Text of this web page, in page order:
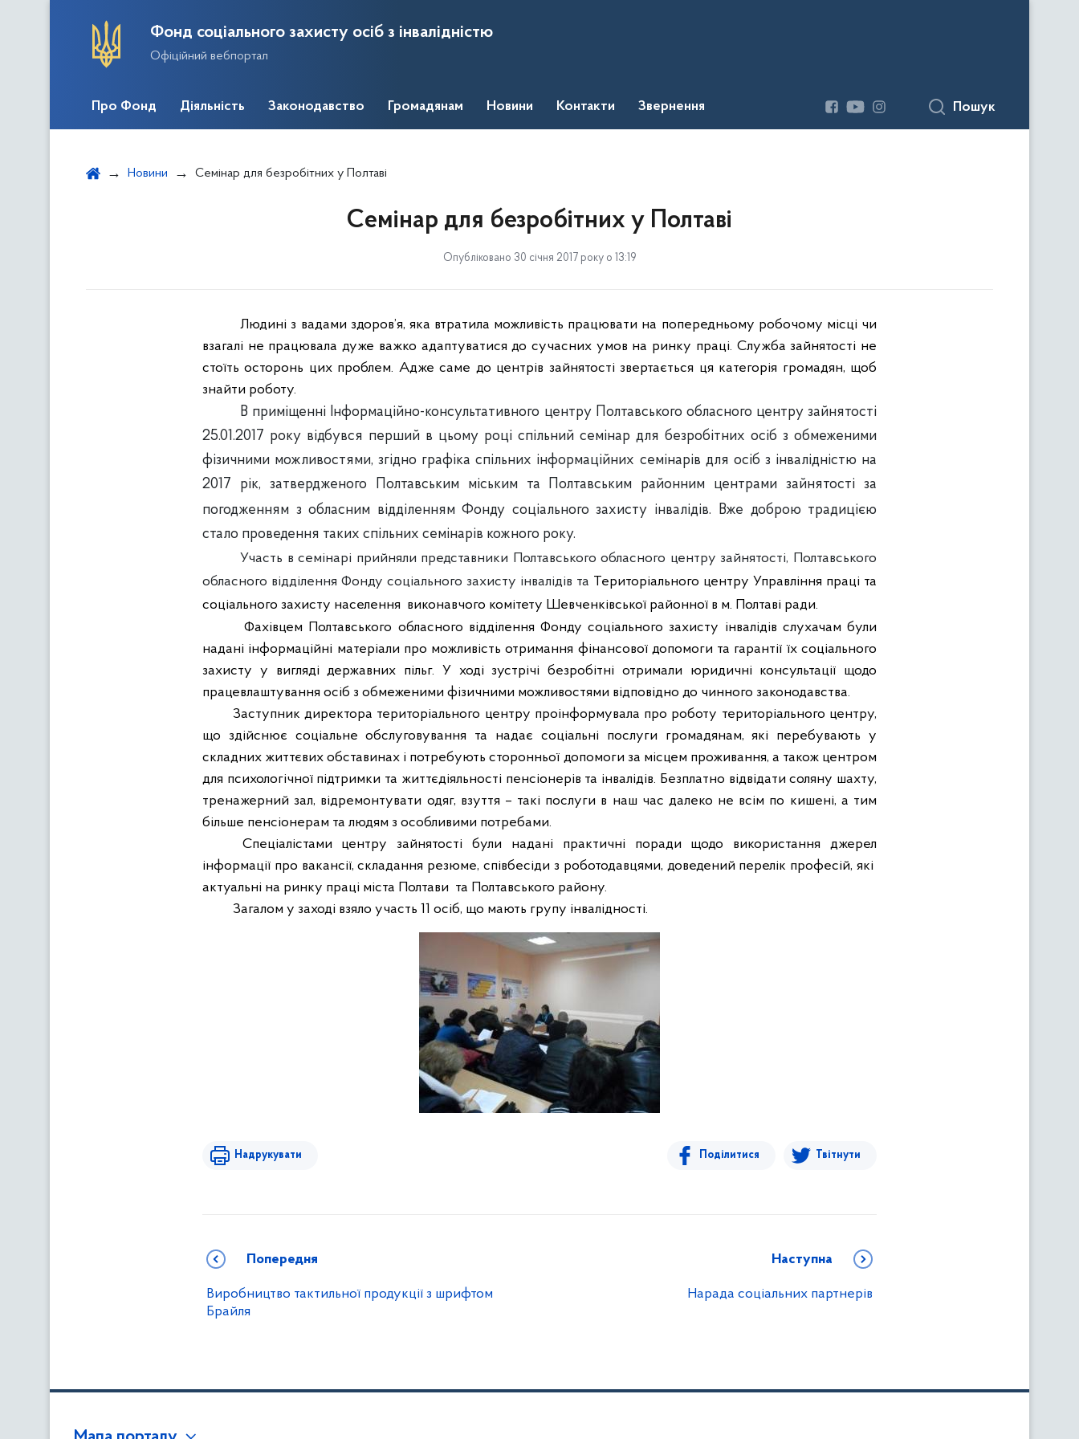
Фонд соціального захисту осіб з інвалідністю
Офіційний вебпортал
Про Фонд Діяльність Законодавство Громадянам Новини Контакти Звернення Пошук
Новини Семінар для безробітних у Полтаві
Семінар для безробітних у Полтаві
Опубліковано 30 січня 2017 року о 13:19
Людині з вадами здоров’я, яка втратила можливість працювати на попередньому робочому місці чи
взагалі не працювала дуже важко адаптуватися до сучасних умов на ринку праці. Служба зайнятості не
стоїть осторонь цих проблем. Адже саме до центрів зайнятості звертається ця категорія громадян, щоб
знайти роботу.
В приміщенні Інформаційно-консультативного центру Полтавського обласного центру зайнятості
25.01.2017 року відбувся перший в цьому році спільний семінар для безробітних осіб з обмеженими
фізичними можливостями, згідно графіка спільних інформаційних семінарів для осіб з інвалідністю на
2017 рік, затвердженого Полтавським міським та Полтавським районним центрами зайнятості за
погодженням з обласним відділенням Фонду соціального захисту інвалідів. Вже доброю традицією
стало проведення таких спільних семінарів кожного року.
Участь в семінарі прийняли представники Полтавського обласного центру зайнятості, Полтавського
обласного відділення Фонду соціального захисту інвалідів та Територіального центру Управління праці та
соціального захисту населення виконавчого комітету Шевченківської районної в м. Полтаві ради.
Фахівцем Полтавського обласного відділення Фонду соціального захисту інвалідів слухачам були
надані інформаційні матеріали про можливість отримання фінансової допомоги та гарантії їх соціального
захисту у вигляді державних пільг. У ході зустрічі безробітні отримали юридичні консультації щодо
працевлаштування осіб з обмеженими фізичними можливостями відповідно до чинного законодавства.
Заступник директора територіального центру проінформувала про роботу територіального центру,
що здійснює соціальне обслуговування та надає соціальні послуги громадянам, які перебувають у
складних життєвих обставинах і потребують сторонньої допомоги за місцем проживання, а також центром
для психологічної підтримки та життєдіяльності пенсіонерів та інвалідів. Безплатно відвідати соляну шахту,
тренажерний зал, відремонтувати одяг, взуття – такі послуги в наш час далеко не всім по кишені, а тим
більше пенсіонерам та людям з особливими потребами.
Спеціалістами центру зайнятості були надані практичні поради щодо використання джерел
інформації про вакансії, складання резюме, співбесіди з роботодавцями, доведений перелік професій, які
актуальні на ринку праці міста Полтави та Полтавського району.
Загалом у заході взяло участь 11 осіб, що мають групу інвалідності.
Надрукувати Поділитися Твітнути
Попередня
Виробництво тактильної продукції з шрифтом
Брайля
Наступна
Нарада соціальних партнерів